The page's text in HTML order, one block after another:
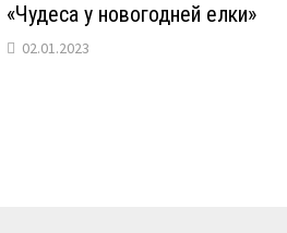
«Чудеса у новогодней елки»
02.01.2023